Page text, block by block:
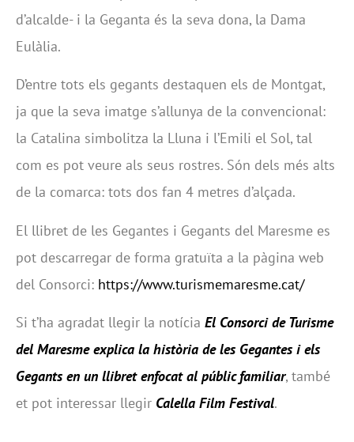
d’alcalde- i la Geganta és la seva dona, la Dama
Eulàlia.
D’entre tots els gegants destaquen els de Montgat,
ja que la seva imatge s’allunya de la convencional:
la Catalina simbolitza la Lluna i l’Emili el Sol, tal
com es pot veure als seus rostres. Són dels més alts
de la comarca: tots dos fan 4 metres d’alçada.
El llibret de les Gegantes i Gegants del Maresme es
pot descarregar de forma gratuïta a la pàgina web
del Consorci: https://www.turismemaresme.cat/
Si t’ha agradat llegir la notícia El Consorci de Turisme
del Maresme explica la història de les Gegantes i els
Gegants en un llibret enfocat al públic familiar, també
et pot interessar llegir Calella Film Festival.